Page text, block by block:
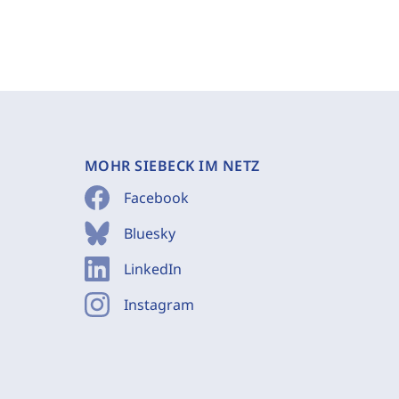
MOHR SIEBECK IM NETZ
Facebook
Bluesky
LinkedIn
Instagram